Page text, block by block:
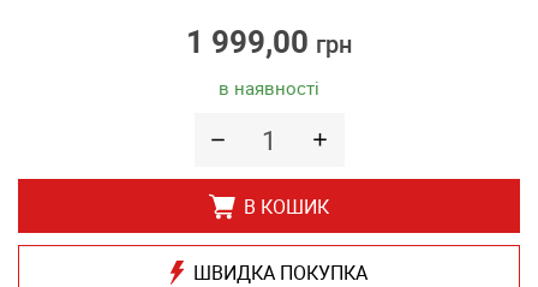
1 999,00 грн
в наявності
В КОШИК
ШВИДКА ПОКУПКА